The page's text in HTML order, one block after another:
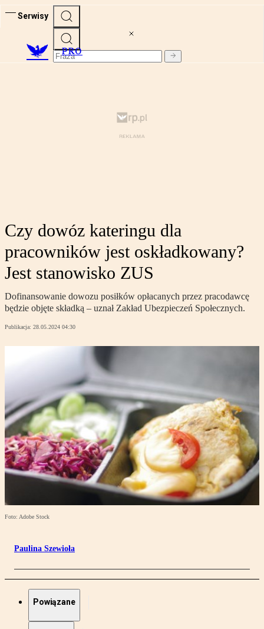
Serwisy
PRO
Czy dowóz kateringu dla
pracowników jest oskładkowany?
Jest stanowisko ZUS
Dofinansowanie dowozu posiłków opłacanych przez pracodawcę
będzie objęte składką – uznał Zakład Ubezpieczeń Społecznych.
Publikacja: 28.05.2024 04:30
Foto: Adobe Stock
Paulina Szewioła
Powiązane